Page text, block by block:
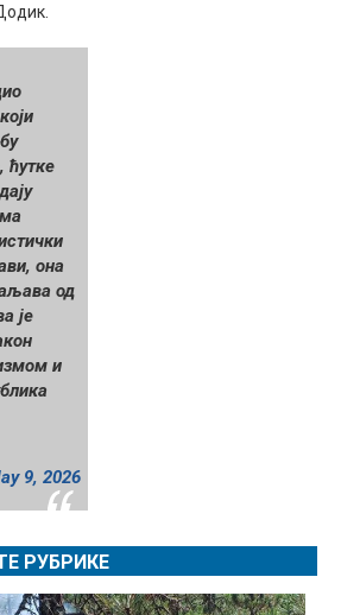
ћутке
она
од
је
и
9, 2026
РУБРИКЕ